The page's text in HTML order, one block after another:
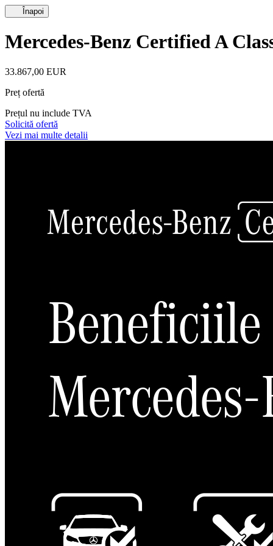
Înapoi
Mercedes-Benz Certified A
33.867,00 EUR
Preț ofertă
Prețul nu include TVA
Solicită ofertă
Vezi mai multe detalii